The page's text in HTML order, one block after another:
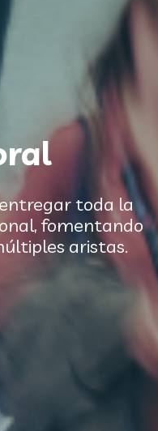
toda la
fomentando
aristas.